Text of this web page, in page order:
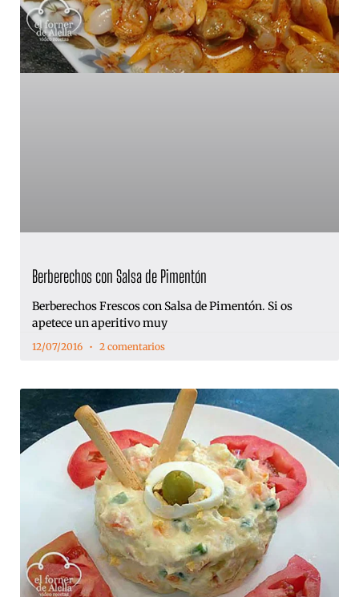
Berberechos con Salsa de Pimentón
Berberechos Frescos con Salsa de Pimentón. Si os
apetece un aperitivo muy
12/07/2016 2 comentarios